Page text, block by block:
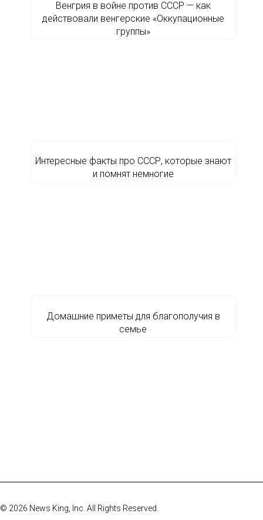
Венгрия в войне против СССР — как
действовали венгерские «Оккупационные
группы»
Интересные факты про СССР, которые знают
и помнят немногие
Домашние приметы для благополучия в
семье
© 2026 News King, Inc. All Rights Reserved.